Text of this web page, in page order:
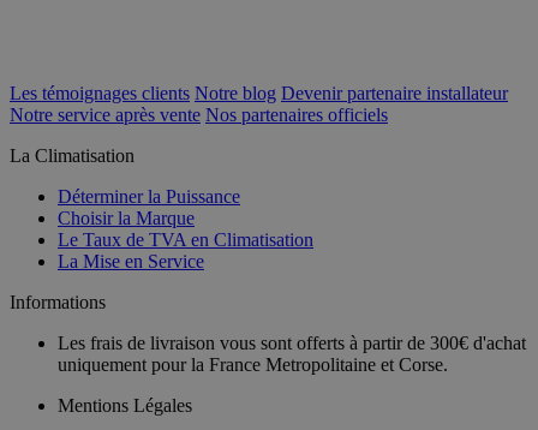
Les témoignages clients Notre blog Devenir partenaire installateur
Notre service après vente Nos partenaires officiels
La Climatisation
Déterminer la Puissance
Choisir la Marque
Le Taux de TVA en Climatisation
La Mise en Service
Informations
Les frais de livraison vous sont offerts à partir de 300€ d'achat
uniquement pour la France Metropolitaine et Corse.
Mentions Légales